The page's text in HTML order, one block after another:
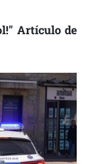
Artículo de